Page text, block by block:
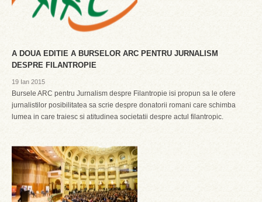
A DOUA EDITIE A BURSELOR ARC PENTRU JURNALISM
DESPRE FILANTROPIE
19 Ian 2015
Bursele ARC pentru Jurnalism despre Filantropie isi propun sa le ofere
jurnalistilor posibilitatea sa scrie despre donatorii romani care schimba
lumea in care traiesc si atitudinea societatii despre actul filantropic.